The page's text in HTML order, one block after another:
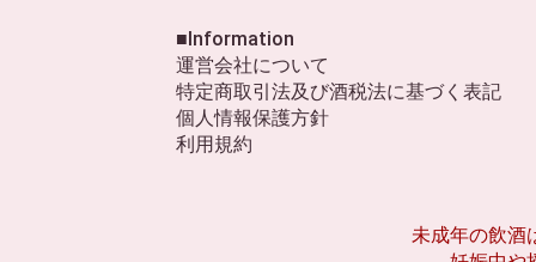
■Information
運営会社について
特定商取引法及び酒税法に基づく表記
個人情報保護方針
利用規約
未成年の飲酒